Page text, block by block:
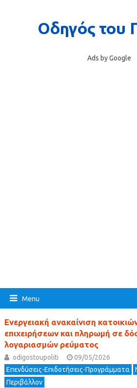
Ads by Google
Menu
Ενεργειακή ανακαίνιση
επιχειρήσεων και πληρωμή σε
λογαριασμών ρεύματος
odigostoupoliti
09/05/2026
Επενδύσεις-Επιδοτήσεις-Προγράμματα
Περιβάλλον